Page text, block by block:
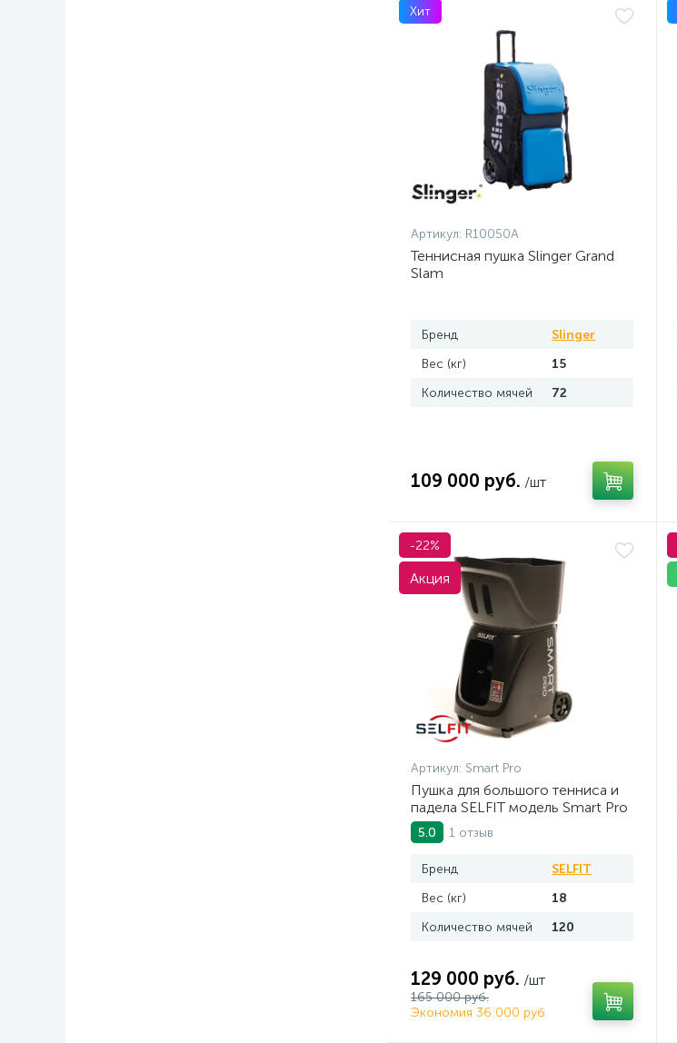
Хит
Артикул: R10050A
Теннисная пушка Slinger Grand
Slam
Бренд
Slinger
Вес (кг)
15
Количество мячей
72
109 000 руб. /шт
-22%
Акция
Артикул: Smart Pro
Пушка для большого тенниса и
падела SELFIT модель Smart Pro
5.0 1 отзыв
Бренд
SELFIT
Вес (кг)
18
Количество мячей
120
129 000 руб. /шт
165 000 руб.
Экономия 36 000 руб.